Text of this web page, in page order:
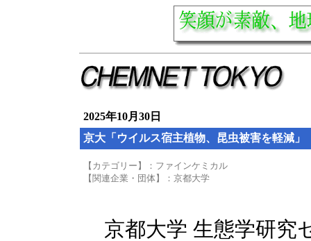
2025年10月30日
京大「ウイルス宿主植物、昆虫被害を軽減」
【カテゴリー】：ファインケミカル
【関連企業・団体】：京都大学
京都大学 生態学研究